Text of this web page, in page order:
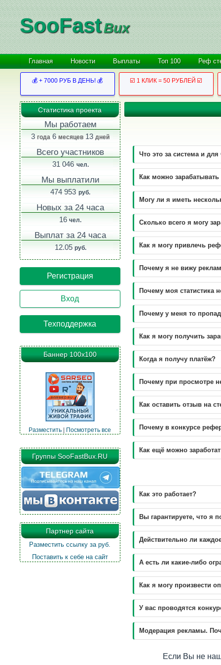
SooFastBux
Главная Новости Выплаты Топ 100 Реф
💰 + 7000 РУБ В ДЕНЬ! 💰 ☑️ 1 КЛИК = 50 РУБЛЕЙ ☑️
Статистика проекта
Мы работаем
3 года 6 месяцев 13 дней
Всего участников
31 046 чел.
Мы выплатили
474 953 руб.
Новых за 24 часа
16 чел.
Выплат за 24 часа
12.05 руб.
Регистрация
Вход
Техподдержка
Баннер 100х100
Разместить | Посмотреть все
Группы SooFastBux.RU
Партнер сайта
Разместить ссылку за руб.
Поставить к себе на сайт
Что это за система и
Как можно зарабатывать
Могу ли я иметь
Сколько всего я могу
Как я могу привлечь
Почему я не вижу
Почему моя статистика
Почему у меня то
Как я могу получить
Когда я получу платёж?
Почему при просмотре
Как оставить отзыв на
Почему в конкурсе
Как ещё можно
Как это работает?
Вы гарантируете, что я
Действительно ли
A есть ли какие-либо
Как я могу произвести
У вас проводятся
Модерация рекламы.
Если Вы не